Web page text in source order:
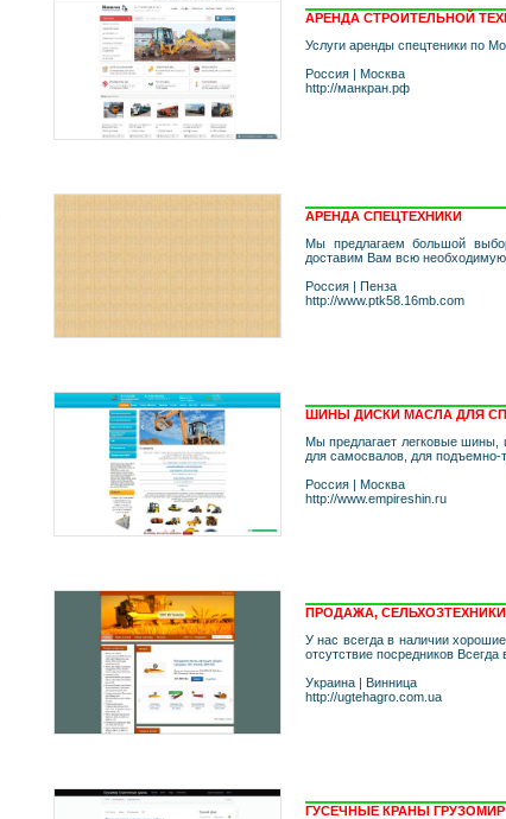
АРЕНДА СТРОИТЕЛЬНОЙ
Услуги аренды спецтеники по
Россия | Москва
http://манкран.рф
АРЕНДА СПЕЦТЕХНИКИ
Мы предлагаем большой
доставим Вам всю
Россия | Пенза
http://www.ptk58.16mb.com
ШИНЫ ДИСКИ МАСЛА ДЛЯ
Мы предлагает легковые шины,
для самосвалов, для подъемно-
Россия | Москва
http://www.empireshin.ru
ПРОДАЖА,
У нас всегда в наличии
отсутствие посредников
Украина | Винница
http://ugtehagro.com.ua
ГУСЕЧНЫЕ КРАНЫ ГРУЗОМИР